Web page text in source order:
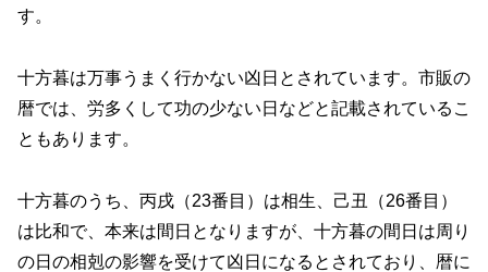
す。
十方暮は万事うまく行かない凶日とされています。市販の
暦では、労多くして功の少ない日などと記載されているこ
ともあります。
十方暮のうち、丙戌（23番目）は相生、己丑（26番目）
は比和で、本来は間日となりますが、十方暮の間日は周り
の日の相剋の影響を受けて凶日になるとされており、暦に